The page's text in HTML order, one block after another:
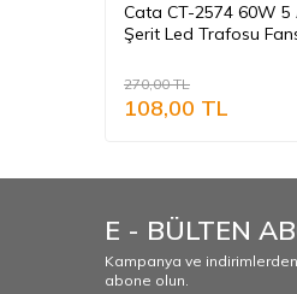
Cata CT-2574 60W 5
Şerit Led Trafosu
270,00TL
108,00 TL
E - BÜLTEN
Kampanya ve
abone olun.